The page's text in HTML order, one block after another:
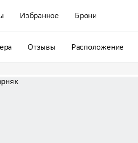
Избранное Брони
Отзывы Расположение